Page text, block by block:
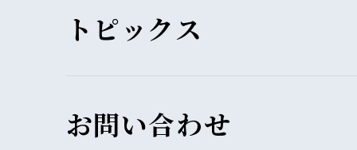
トピックス
お問い合わせ